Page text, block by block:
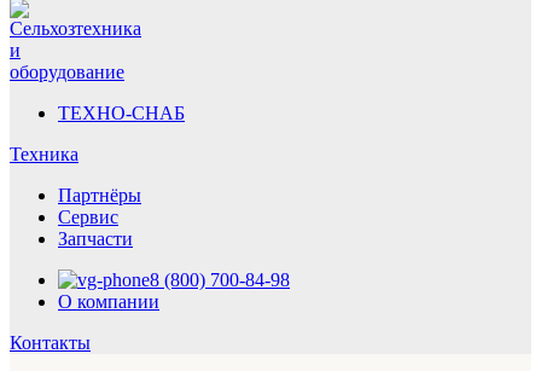
ТЕХНО-СНАБ
Техника
Партнёры
Сервис
Запчасти
8 (800) 700-84-98
О компании
Контакты